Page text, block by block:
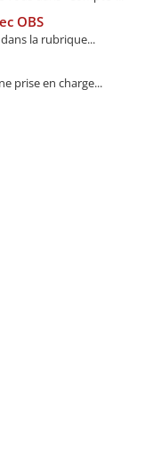
OBS
la rubrique...
prise en charge...